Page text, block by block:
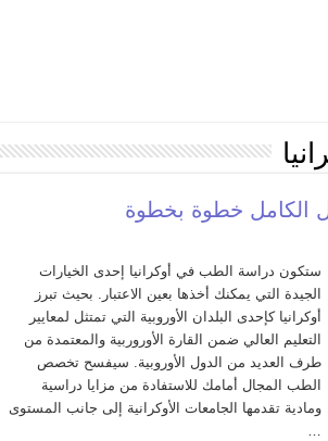
ستكون دراسة الطب في أوكرانيا إحدى الخيارات
الجيدة التي يمكنك أخذها بعين الاعتبار. بحيث تبرز
أوكرانيا كإحدى البلدان الأوروبية التي تمتثل لمعايير
التعليم العالي ضمن القارة الأوروربية والمعتمدة من
طرف العديد من الدول الأوروبية. سيفسح تخصص
الطب المجال أمامك للاستفادة من مزايا دراسية
ومادية تقدمها الجامعات الأوكرانية إلى جانب المستوى
…